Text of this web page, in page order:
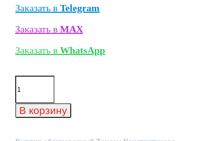
Заказать в Telegram
Заказать в MAX
Заказать в WhatsApp
Количество
товара
облицовочный
Тандем
В корзину